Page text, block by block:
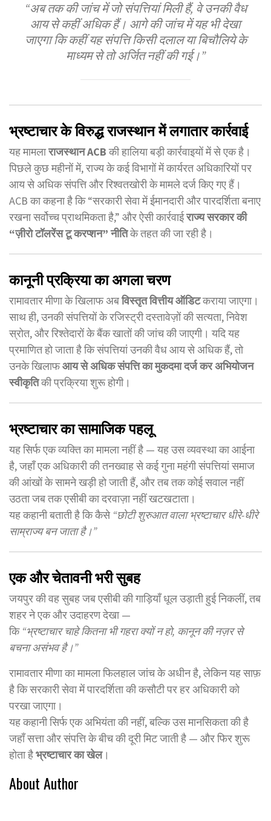
“अब तक की जांच में जो संपत्तियां मिली हैं, वे उनकी वैध
आय से कहीं अधिक हैं। आगे की जांच में यह भी देखा
जाएगा कि कहीं यह संपत्ति किसी दलाल या बिचौलिये के
माध्यम से तो अर्जित नहीं की गई।”
भ्रष्टाचार के विरुद्ध राजस्थान में लगातार कार्रवाई
यह मामलाराजस्थान ACBकी हालिया बड़ी कार्रवाइयों में से एक है।
पिछले कुछ महीनों में, राज्य के कई विभागों में कार्यरत अधिकारियों पर
आय से अधिक संपत्ति और रिश्वतखोरी के मामले दर्ज किए गए हैं।
ACB का कहना है कि “सरकारी सेवा में ईमानदारी और पारदर्शिता बनाए
रखना सर्वोच्च प्राथमिकता है,” और ऐसी कार्रवाईराज्य सरकार की
“ज़ीरो टॉलरेंस टू करप्शन” नीतिके तहत की जा रही है।
कानूनी प्रक्रिया का अगला चरण
रामावतार मीणा के खिलाफ अबविस्तृत वित्तीय ऑडिटकराया जाएगा।
साथ ही, उनकी संपत्तियों के रजिस्ट्री दस्तावेज़ों की सत्यता, निवेश
स्रोत, और रिश्तेदारों के बैंक खातों की जांच की जाएगी। यदि यह
प्रमाणित हो जाता है कि संपत्तियां उनकी वैध आय से अधिक हैं, तो
उनके खिलाफआय से अधिक संपत्ति का मुकदमा दर्ज कर अभियोजन
स्वीकृतिकी प्रक्रिया शुरू होगी।
भ्रष्टाचार का सामाजिक पहलू
यह सिर्फ एक व्यक्ति का मामला नहीं है — यह उस व्यवस्था का आईना
है, जहाँ एक अधिकारी की तनख्वाह से कई गुना महंगी संपत्तियां समाज
की आंखों के सामने खड़ी हो जाती हैं, और तब तक कोई सवाल नहीं
उठता जब तक एसीबी का दरवाज़ा नहीं खटखटाता।
यह कहानी बताती है कि कैसे “छोटी शुरुआत वाला भ्रष्टाचार धीरे-धीरे
साम्राज्य बन जाता है।”
एक और चेतावनी भरी सुबह
जयपुर की वह सुबह जब एसीबी की गाड़ियाँ धूल उड़ाती हुई निकलीं, तब
शहर ने एक और उदाहरण देखा —
कि “भ्रष्टाचार चाहे कितना भी गहरा क्यों न हो, कानून की नज़र से
बचना असंभव है।”
रामावतार मीणा का मामला फिलहाल जांच के अधीन है, लेकिन यह साफ़
है कि सरकारी सेवा में पारदर्शिता की कसौटी पर हर अधिकारी को
परखा जाएगा।
यह कहानी सिर्फ एक अभियंता की नहीं, बल्कि उस मानसिकता की है
जहाँ सत्ता और संपत्ति के बीच की दूरी मिट जाती है — और फिर शुरू
होता हैभ्रष्टाचार का खेल।
About Author